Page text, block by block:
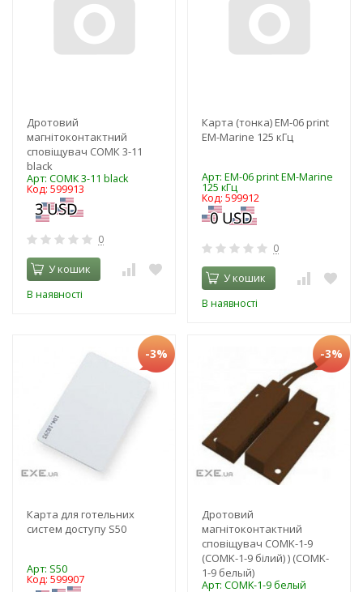
Дротовий
магнітоконтактний
сповіщувач СОМК 3-11
black
Арт: СОМК 3-11 black
Код: 599913
0
У кошик
В наявності
Карта (тонка) ЕМ-06 print
EM-Marine 125 кГц
Арт: ЕМ-06 print EM-Marine
125 кГц
Код: 599912
0
У кошик
В наявності
-3%
Карта для готельних
систем доступу S50
Арт: S50
Код: 599907
-3%
Дротовий
магнітоконтактний
сповіщувач COMK-1-9
(COMK-1-9 білий) ) (COMK-
1-9 белый)
Арт: COMK-1-9 белый